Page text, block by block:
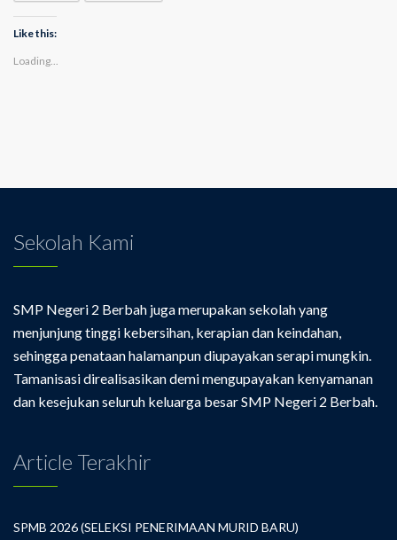
Like this:
Loading...
Sekolah Kami
SMP Negeri 2 Berbah juga merupakan sekolah yang
menjunjung tinggi kebersihan, kerapian dan keindahan,
sehingga penataan halamanpun diupayakan serapi mungkin.
Tamanisasi direalisasikan demi mengupayakan kenyamanan
dan kesejukan seluruh keluarga besar SMP Negeri 2 Berbah.
Article Terakhir
SPMB 2026 (SELEKSI PENERIMAAN MURID BARU)